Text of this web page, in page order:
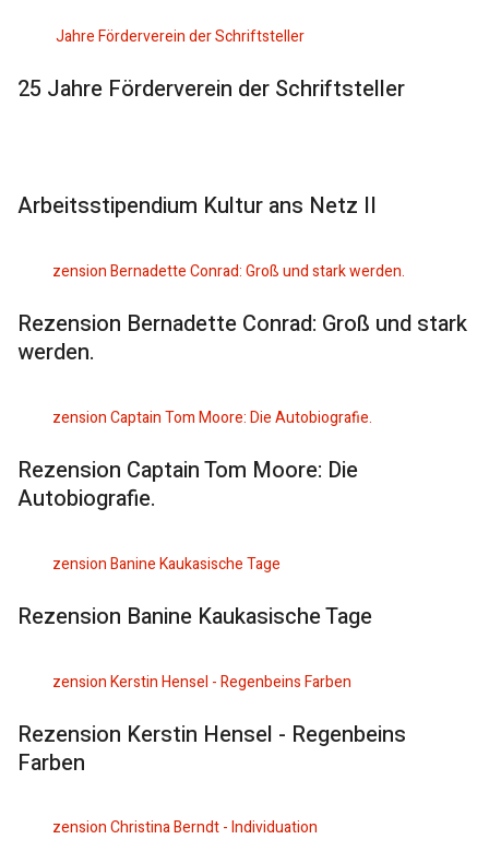
25 Jahre Förderverein der Schriftsteller
Arbeitsstipendium Kultur ans Netz II
Rezension Bernadette Conrad: Groß und stark
werden.
Rezension Captain Tom Moore: Die
Autobiografie.
Rezension Banine Kaukasische Tage
Rezension Kerstin Hensel - Regenbeins
Farben